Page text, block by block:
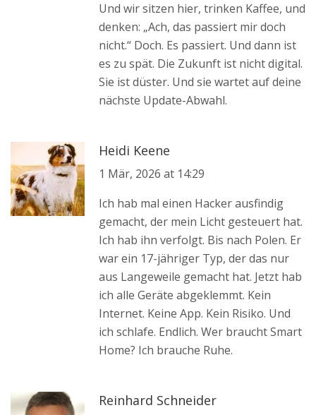
Und wir sitzen hier, trinken Kaffee, und
denken: „Ach, das passiert mir doch
nicht.“ Doch. Es passiert. Und dann ist
es zu spät. Die Zukunft ist nicht digital.
Sie ist düster. Und sie wartet auf deine
nächste Update-Abwahl.
Heidi Keene
1 Mär, 2026 at 14:29
Ich hab mal einen Hacker ausfindig
gemacht, der mein Licht gesteuert hat.
Ich hab ihn verfolgt. Bis nach Polen. Er
war ein 17-jähriger Typ, der das nur
aus Langeweile gemacht hat. Jetzt hab
ich alle Geräte abgeklemmt. Kein
Internet. Keine App. Kein Risiko. Und
ich schlafe. Endlich. Wer braucht Smart
Home? Ich brauche Ruhe.
Reinhard Schneider